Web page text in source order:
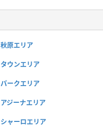
秋原エリア
タウンエリア
パークエリア
アジーナエリア
シャーロエリア